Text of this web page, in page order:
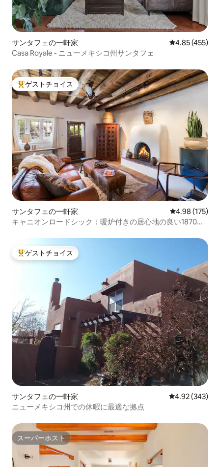
サンタフェの一軒家 レビュー455
4.85 (455)
Casa Royale - ニューメキシコ州サンタフェ
大好評のゲストチョイスです。
ゲストチョイス
サンタフェの一軒家 レビュー175
4.98 (175)
キャニオンロードシック：暖炉付きの居心地の良い1870年
大好評のゲストチョイスです。
ゲストチョイス
サンタフェの一軒家 レビュー343
4.92 (343)
ニューメキシコ州での休暇に最適な拠点
スーパーホスト
スーパーホスト